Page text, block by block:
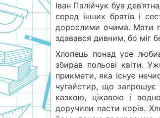
Іван Палійчук був
серед інших братів і
дорослими очима. Мати
здавався дивним, бо міг
Хлопець понад усе
збирав польові квіти.
прикмети, яка існує
чугайстир, що запрошує
казкою, цікавою і
доручили пасти корів.